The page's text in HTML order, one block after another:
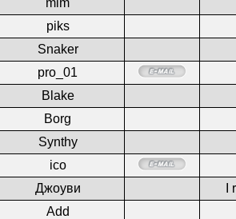
mim
piks
Snaker
pro_01
Blake
Borg
Synthy
ico
Джоуви
Add